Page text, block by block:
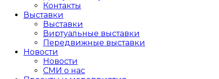
Контакты
Выставки
Выставки
Виртуальные выставки
Передвижные выставки
Новости
Новости
СМИ о нас